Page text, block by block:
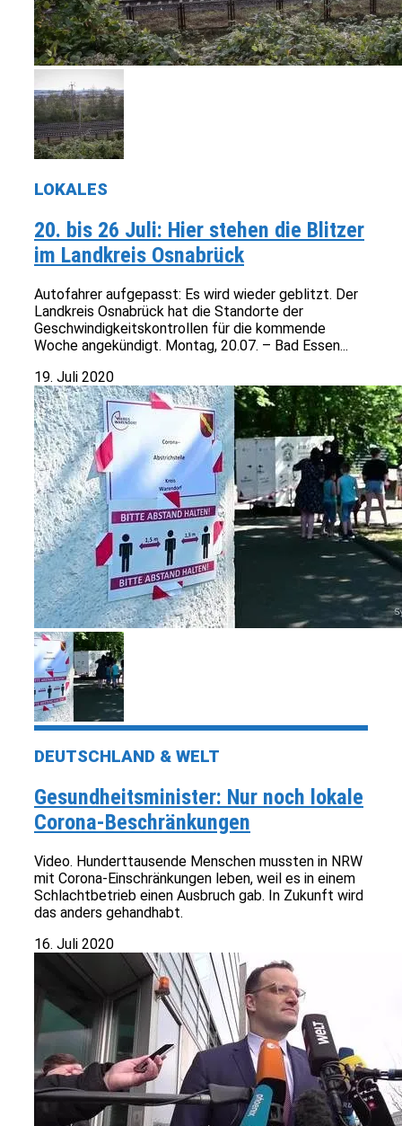
LOKALES
20. bis 26 Juli: Hier stehen die Blitzer
im Landkreis Osnabrück
Autofahrer aufgepasst: Es wird wieder geblitzt. Der
Landkreis Osnabrück hat die Standorte der
Geschwindigkeitskontrollen für die kommende
Woche angekündigt. Montag, 20.07. – Bad Essen...
19. Juli 2020
DEUTSCHLAND & WELT
Gesundheitsminister: Nur noch lokale
Corona-Beschränkungen
Video. Hunderttausende Menschen mussten in NRW
mit Corona-Einschränkungen leben, weil es in einem
Schlachtbetrieb einen Ausbruch gab. In Zukunft wird
das anders gehandhabt.
16. Juli 2020